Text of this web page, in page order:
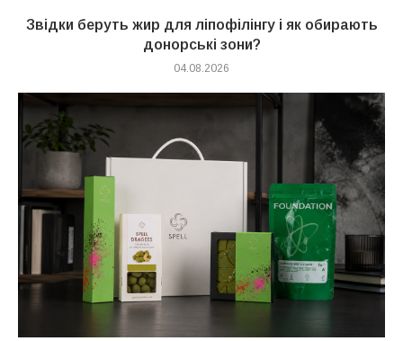
Звідки беруть жир для ліпофілінгу і як обирають
донорські зони?
04.08.2026